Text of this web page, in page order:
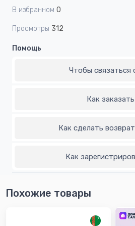
В избранном 0
Просмотры 312
Помощь
Чтобы связаться
Как
Как сделать
Как
Похожие товары